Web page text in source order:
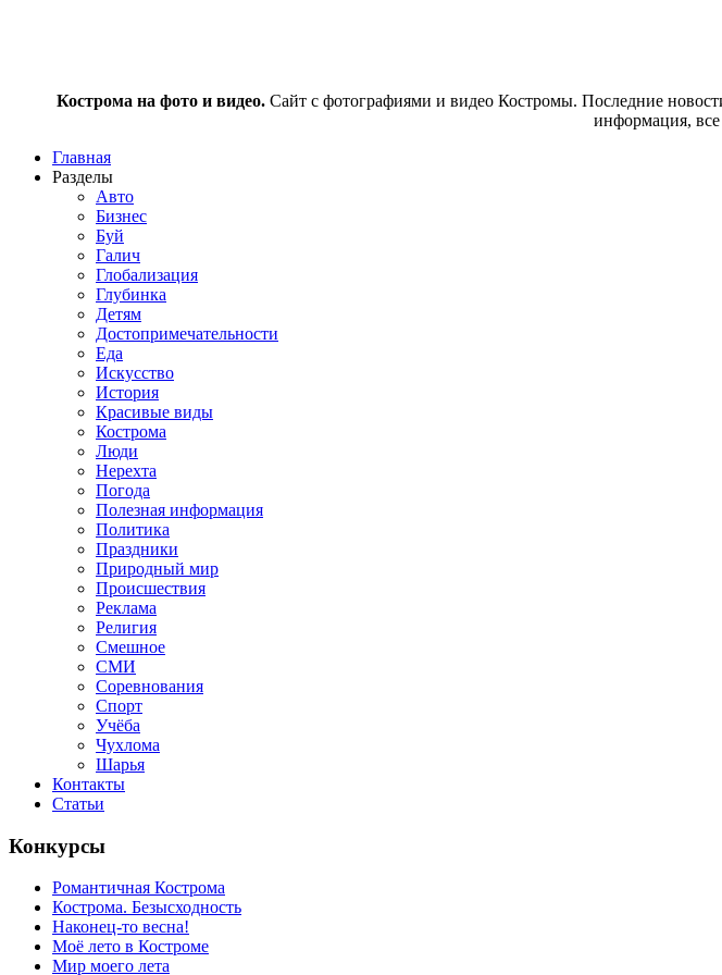
Кострома на фото и видео. Сайт с фотографиями и видео Костромы. Последние
информация, все
Главная
Разделы
Авто
Бизнес
Буй
Галич
Глобализация
Глубинка
Детям
Достопримечательности
Еда
Искусство
История
Красивые виды
Кострома
Люди
Нерехта
Погода
Полезная информация
Политика
Праздники
Природный мир
Происшествия
Реклама
Религия
Смешное
СМИ
Соревнования
Спорт
Учёба
Чухлома
Шарья
Контакты
Статьи
Конкурсы
Романтичная Кострома
Кострома. Безысходность
Наконец-то весна!
Моё лето в Костроме
Мир моего лета